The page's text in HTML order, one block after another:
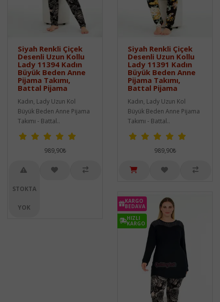
Siyah Renkli Çiçek
Desenli Uzun Kollu
Lady 11394 Kadın
Büyük Beden Anne
Pijama Takımı,
Battal Pijama
Kadın, Lady Uzun Kol
Büyük Beden Anne Pijama
Takımı - Battal..
989,90₺
STOKTA
YOK
Siyah Renkli Çiçek
Desenli Uzun Kollu
Lady 11391 Kadın
Büyük Beden Anne
Pijama Takımı,
Battal Pijama
Kadın, Lady Uzun Kol
Büyük Beden Anne Pijama
Takımı - Battal..
989,90₺
KARGO
BEDAVA
HIZLI
KARGO